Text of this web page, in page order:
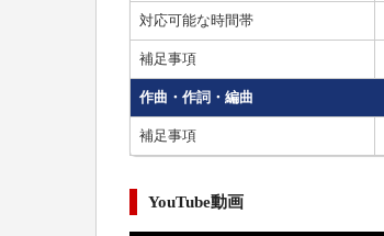
対応可能な時間帯
補足事項
作曲・作詞・編曲
補足事項
YouTube動画